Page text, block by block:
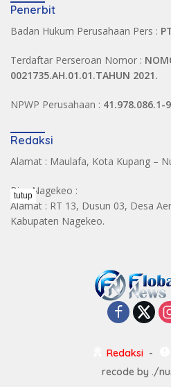
Penerbit
Badan Hukum Perusahaan Pers :
Terdaftar Perseroan Nomor :
0021735.AH.01.01.TAHUN 2021.
NPWP Perusahaan : 41.978.086.1-
Redaksi
Alamat : Maulafa, Kota Kupang –
Biro Nagekeo :
Alamat : RT 13, Dusun 03, Desa
Kabupaten Nagekeo.
Redaksi
recode by ./
tutup